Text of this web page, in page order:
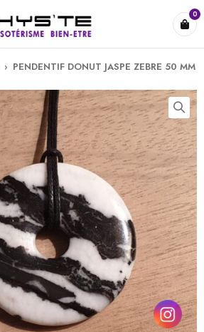
0
› PENDENTIF DONUT JASPE ZEBRE 50 MM